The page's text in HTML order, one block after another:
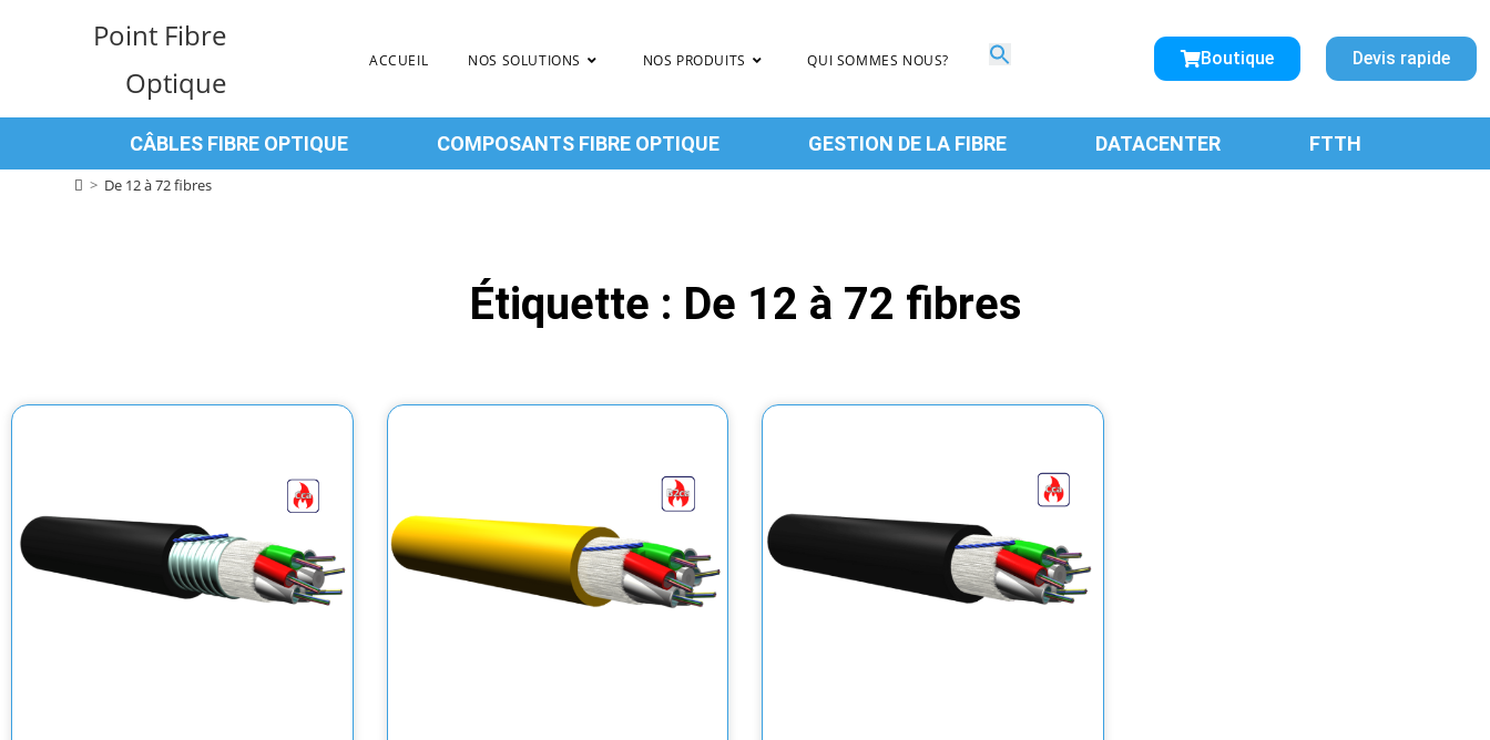
Point Fibre
Optique
ACCUEIL NOS SOLUTIONS NOS PRODUITS QUI SOMMES NOUS? Boutique Devis rapide
CÂBLES FIBRE OPTIQUE COMPOSANTS FIBRE OPTIQUE GESTION DE LA FIBRE DATACENTER FTTH
> De 12 à 72 fibres
Étiquette : De 12 à 72 fibres